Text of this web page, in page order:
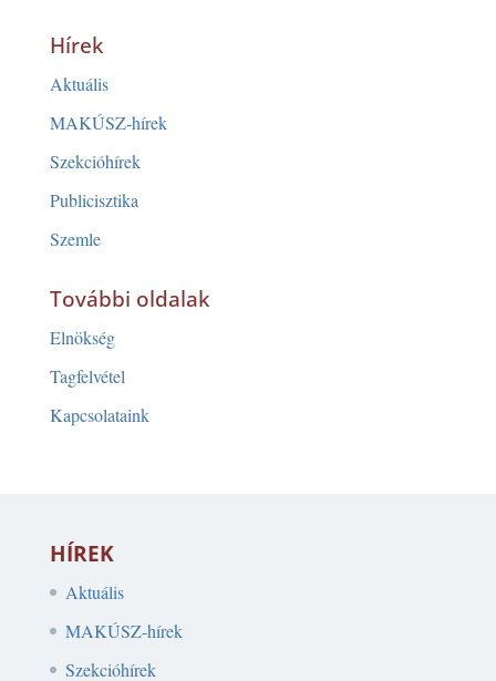
Hírek
Aktuális
MAKÚSZ-hírek
Szekcióhírek
Publicisztika
Szemle
További oldalak
Elnökség
Tagfelvétel
Kapcsolataink
HÍREK
Aktuális
MAKÚSZ-hírek
Szekcióhírek